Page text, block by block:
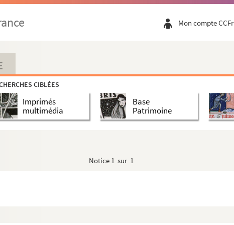
Mon compte CCFr
CIBLÉES
Imprimés
multimédia
Base
Patrimoine
Notice 1 sur 1
des vice-rois à Naples, représentant l'i...
l'ordre du Houblon : verrière à Saint-Pierre de ...